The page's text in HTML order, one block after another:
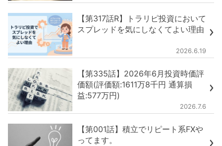
【第317話R】トラリピ投資において
スプレッドを気にしなくてよい理由
2026.6.19
【第335話】2026年6月投資時価評
価額(評価額:1611万8千円 通算損
益:577万円)
2026.7.6
【第001話】積立でリピート系FXや
ってます。